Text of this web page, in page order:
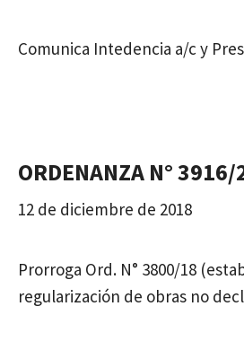
Comunica Intedencia a/c y
ORDENANZA N°
12 de diciembre de 2018
Prorroga Ord. N° 3800/18
regularización de obras no